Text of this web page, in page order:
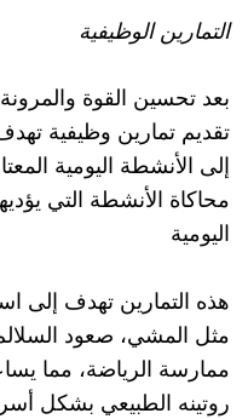
التمارين الوظيفية
تقديم تمارين وظيفية
إلى الأنشطة اليومية
محاكاة الأنشطة التي
اليومية
مثل المشي، صعود
ممارسة الرياضة، مما
روتينه الطبيعي بشكل